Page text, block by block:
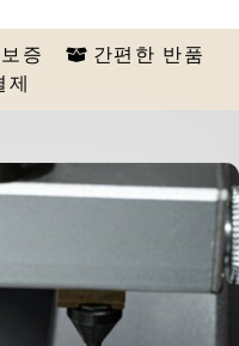
증
간편한 반품
제